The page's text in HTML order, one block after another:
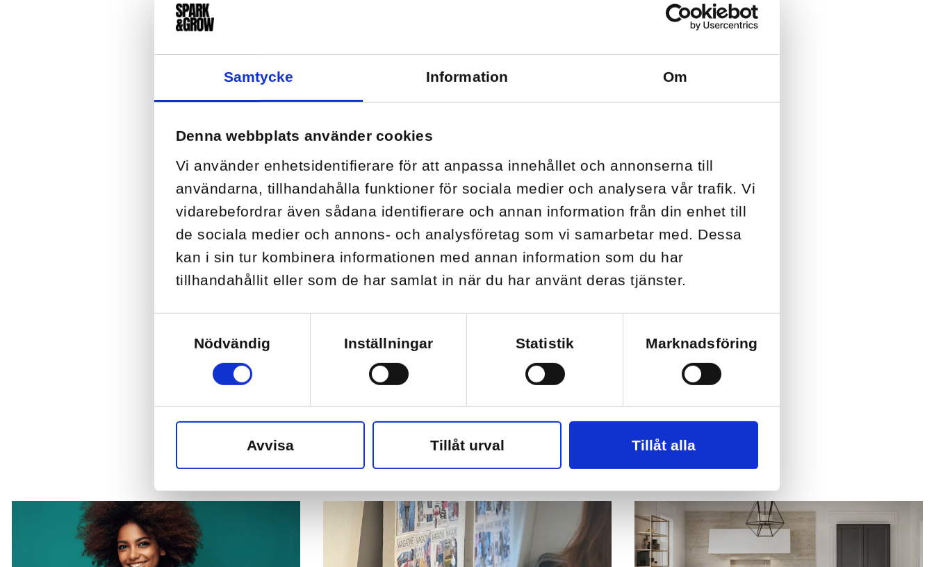
Samtycke Information Om
Denna webbplats använder cookies
Vi använder enhetsidentifierare för att anpassa innehållet och annonserna till
användarna, tillhandahålla funktioner för sociala medier och analysera vår trafik. Vi
vidarebefordrar även sådana identifierare och annan information från din enhet till
de sociala medier och annons- och analysföretag som vi samarbetar med. Dessa
kan i sin tur kombinera informationen med annan information som du har
tillhandahållit eller som de har samlat in när du har använt deras tjänster.
Nödvändig
Inställningar Statistik Marknadsföring
Avvisa Tillåt urval Tillåt alla